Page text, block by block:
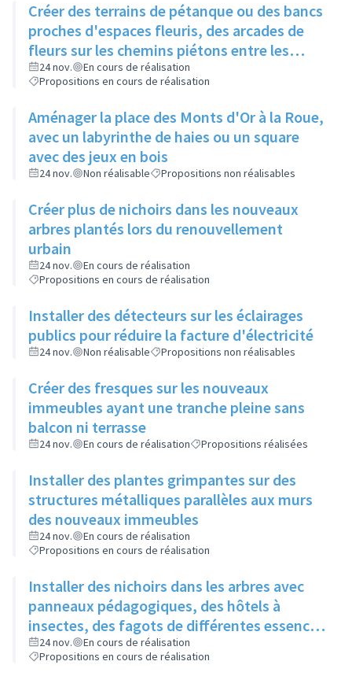
Créer des terrains de pétanque ou des bancs
proches d'espaces fleuris, des arcades de
fleurs sur les chemins piétons entre les
immeubles
24 nov.
En cours de réalisation
Propositions en cours de réalisation
Aménager la place des Monts d'Or à la Roue,
avec un labyrinthe de haies ou un square
avec des jeux en bois
24 nov. Non réalisable Propositions non réalisables
Créer plus de nichoirs dans les nouveaux
arbres plantés lors du renouvellement
urbain
24 nov.
En cours de réalisation
Propositions en cours de réalisation
Installer des détecteurs sur les éclairages
publics pour réduire la facture d'électricité
24 nov. Non réalisable Propositions non réalisables
Créer des fresques sur les nouveaux
immeubles ayant une tranche pleine sans
balcon ni terrasse
24 nov. En cours de réalisation Propositions réalisées
Installer des plantes grimpantes sur des
structures métalliques parallèles aux murs
des nouveaux immeubles
24 nov.
En cours de réalisation
Propositions en cours de réalisation
Installer des nichoirs dans les arbres avec
panneaux pédagogiques, des hôtels à
insectes, des fagots de différentes essences
pour stimuler la biodiversité sur la place du
Château à la Roue
24 nov.
En cours de réalisation
Propositions en cours de réalisation